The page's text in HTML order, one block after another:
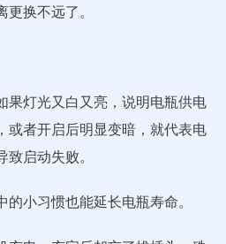
换不远了。
果灯光又白又亮，说明电瓶供电
或者开启后明显变暗，就代表电
启动失败。
小习惯也能延长电瓶寿命。